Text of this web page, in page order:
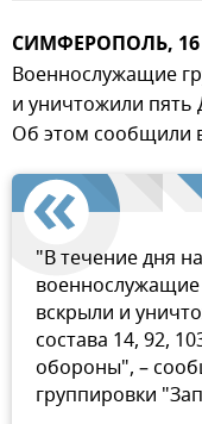
СИМФЕРОПОЛЬ, 16
Военнослужащие
и уничтожили пять
Об этом
"В течение дня
военнослужащие
вскрыли и
состава 14, 92,
обороны", –
группировки